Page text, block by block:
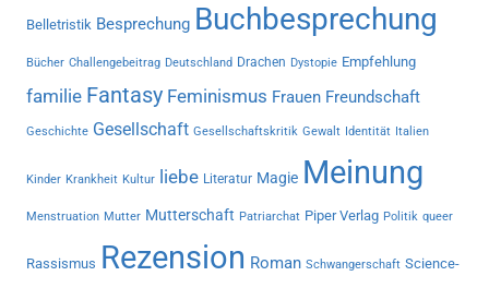
Belletristik Besprechung Buchbesprechung
Bücher Challengebeitrag Deutschland Drachen Dystopie Empfehlung
familie Fantasy Feminismus Frauen Freundschaft
Geschichte Gesellschaft Gesellschaftskritik Gewalt Identität Italien
Kinder Krankheit Kultur liebe Literatur Magie Meinung
Menstruation Mutter Mutterschaft Patriarchat Piper Verlag Politik queer
Rassismus Rezension Roman Schwangerschaft Science-